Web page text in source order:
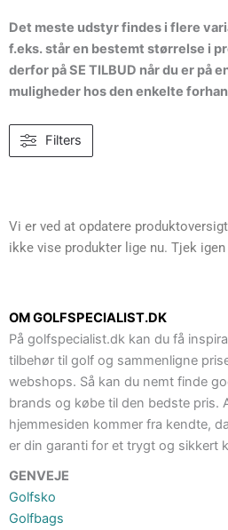
Det meste udstyr findes i flere
f.eks. står en bestemt størrelse i
derfor på SE TILBUD når du er på
muligheder hos den enkelte
Filters
Vi er ved at opdatere
ikke vise produkter lige nu. Tjek
OM GOLFSPECIALIST.DK
På golfspecialist.dk kan du få
tilbehør til golf og sammenligne
webshops. Så kan du nemt finde
brands og købe til den bedste pris.
hjemmesiden kommer fra kendte,
er din garanti for et trygt og sikkert
GENVEJE
Golfsko
Golfbags